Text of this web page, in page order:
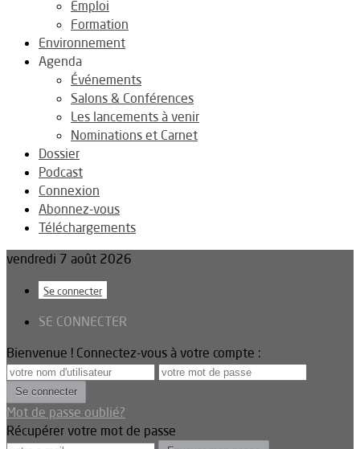
Emploi
Formation
Environnement
Agenda
Événements
Salons & Conférences
Les lancements à venir
Nominations et Carnet
Dossier
Podcast
Connexion
Abonnez-vous
Téléchargements
vendredi 7 août 2026
Se connecter
SE CONNECTER
Bienvenue ! Connectez-vous à votre compte :
Mot de passe oublié?
Récupérer votre mot de passe